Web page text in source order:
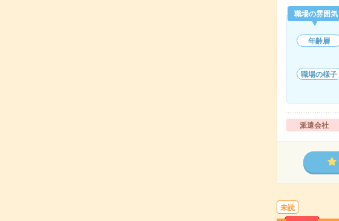
職場の雰囲気
年齢層
職場の様子
派遣会社
未読